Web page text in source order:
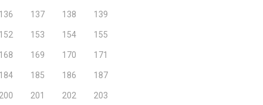
136 137 138 139
152 153 154 155
168 169 170 171
184 185 186 187
200 201 202 203